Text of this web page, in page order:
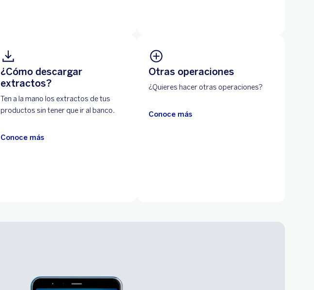
¿Cómo descargar
extractos?
Ten a la mano los extractos de tus
productos sin tener que ir al banco.
Conoce más
Otras operaciones
¿Quieres hacer otras operaciones?
Conoce más